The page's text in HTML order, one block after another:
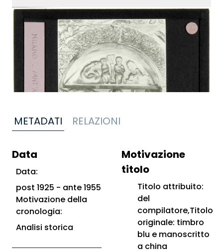
METADATI RELAZIONI
Data
Data:
post 1925 - ante 1955
Motivazione della
cronologia:
Analisi storica
Motivazione
titolo
Titolo attribuito:
del
compilatore,Titolo
originale: timbro
blu e manoscritto
a china